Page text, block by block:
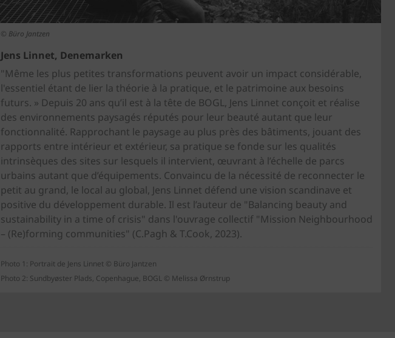
© Büro Jantzen
Jens Linnet, Denemarken
"Même les plus petites transformations peuvent avoir un impact considérable,
l'essentiel étant de lier la théorie à la pratique, et le patrimoine aux besoins
futurs. » Depuis 20 ans qu’il est à la tête de BOGL, Jens Linnet conçoit et réalise
des environnements paysagés réputés pour leur beauté autant que leur
fonctionnalité. Rapprochant le paysage au plus près des bâtiments, jouant des
rapports entre intérieur et extérieur, sa pratique se fonde sur les qualités
intrinsèques des sites sur lesquels il intervient, œuvrant à l’échelle de parcs
urbains autant que d’équipements. Convaincu de la nécessité de reconnecter le
petit au grand, le local au global, Jens Linnet défend une vision scandinave et
positive du développement durable. Il est l’auteur de "Balancing beauty and
sustainability in a time of crisis" dans l'ouvrage collectif "Mission Neighbourhood
– (Re)forming communities" (C.Pagh & T.Cook, 2023).
Photo 1: Portrait de Jens Linnet © Büro Jantzen
Photo 2: Sundbyøster Plads, Copenhague, BOGL © Melissa Ørnstrup